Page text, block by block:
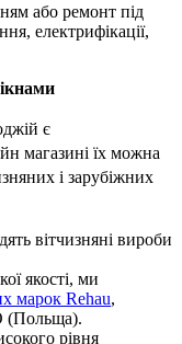
або ремонт під
електрифікації,
є
магазині їх можна
і зарубіжних
вітчизняні вироби
якості, ми
марок Rehau,
(Польща).
рівня